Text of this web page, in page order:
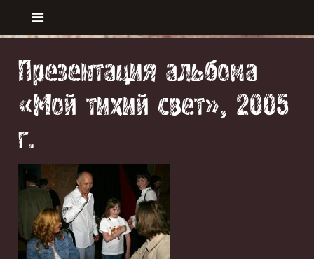
Презентация альбома
«Мой тихий свет», 2005
г.